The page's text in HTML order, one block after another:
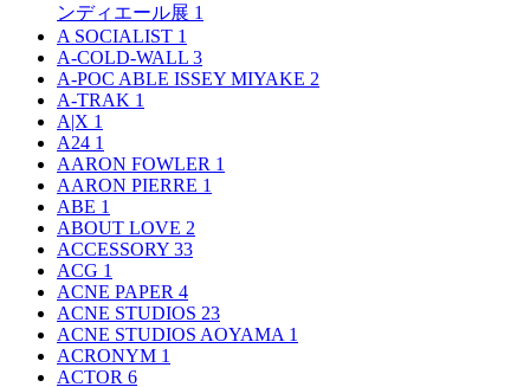
ンディエール展 1
A SOCIALIST 1
A-COLD-WALL 3
A-POC ABLE ISSEY MIYAKE 2
A-TRAK 1
A|X 1
A24 1
AARON FOWLER 1
AARON PIERRE 1
ABE 1
ABOUT LOVE 2
ACCESSORY 33
ACG 1
ACNE PAPER 4
ACNE STUDIOS 23
ACNE STUDIOS AOYAMA 1
ACRONYM 1
ACTOR 6